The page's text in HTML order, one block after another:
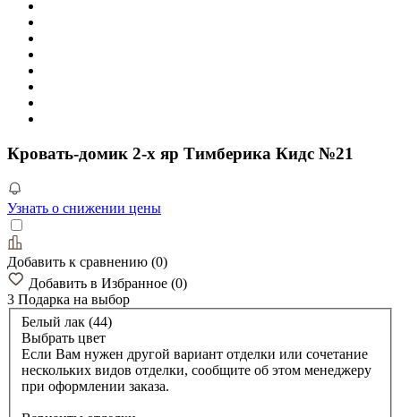
Кровать-домик 2-х яр Тимберика Кидс №21
Узнать о снижении цены
Добавить к сравнению (0)
Добавить в Избранное (0)
3 Подарка на выбор
Белый лак (44)
Выбрать цвет
Если Вам нужен другой вариант отделки или сочетание
нескольких видов отделки, сообщите об этом менеджеру
при оформлении заказа.